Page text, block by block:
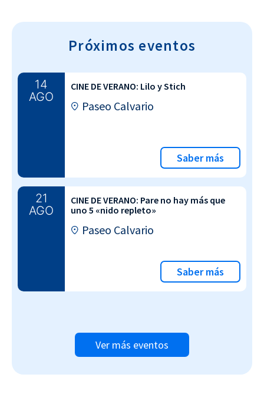
Próximos eventos
14
AGO
CINE DE VERANO: Lilo y Stich
Paseo Calvario
Saber más
21
AGO
CINE DE VERANO: Pare no hay más que
uno 5 «nido repleto»
Paseo Calvario
Saber más
Ver más eventos